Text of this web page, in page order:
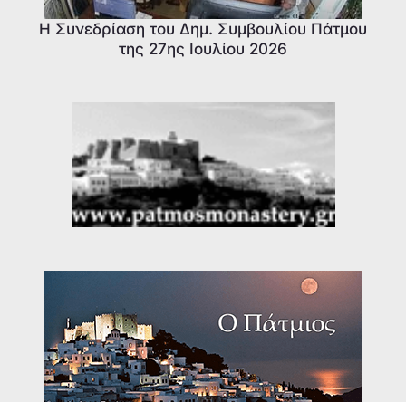
Η Συνεδρίαση του Δημ. Συμβουλίου Πάτμου
της 27ης Ιουλίου 2026